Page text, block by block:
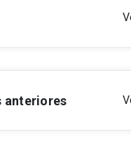
de 200 créditos UC
anteriores